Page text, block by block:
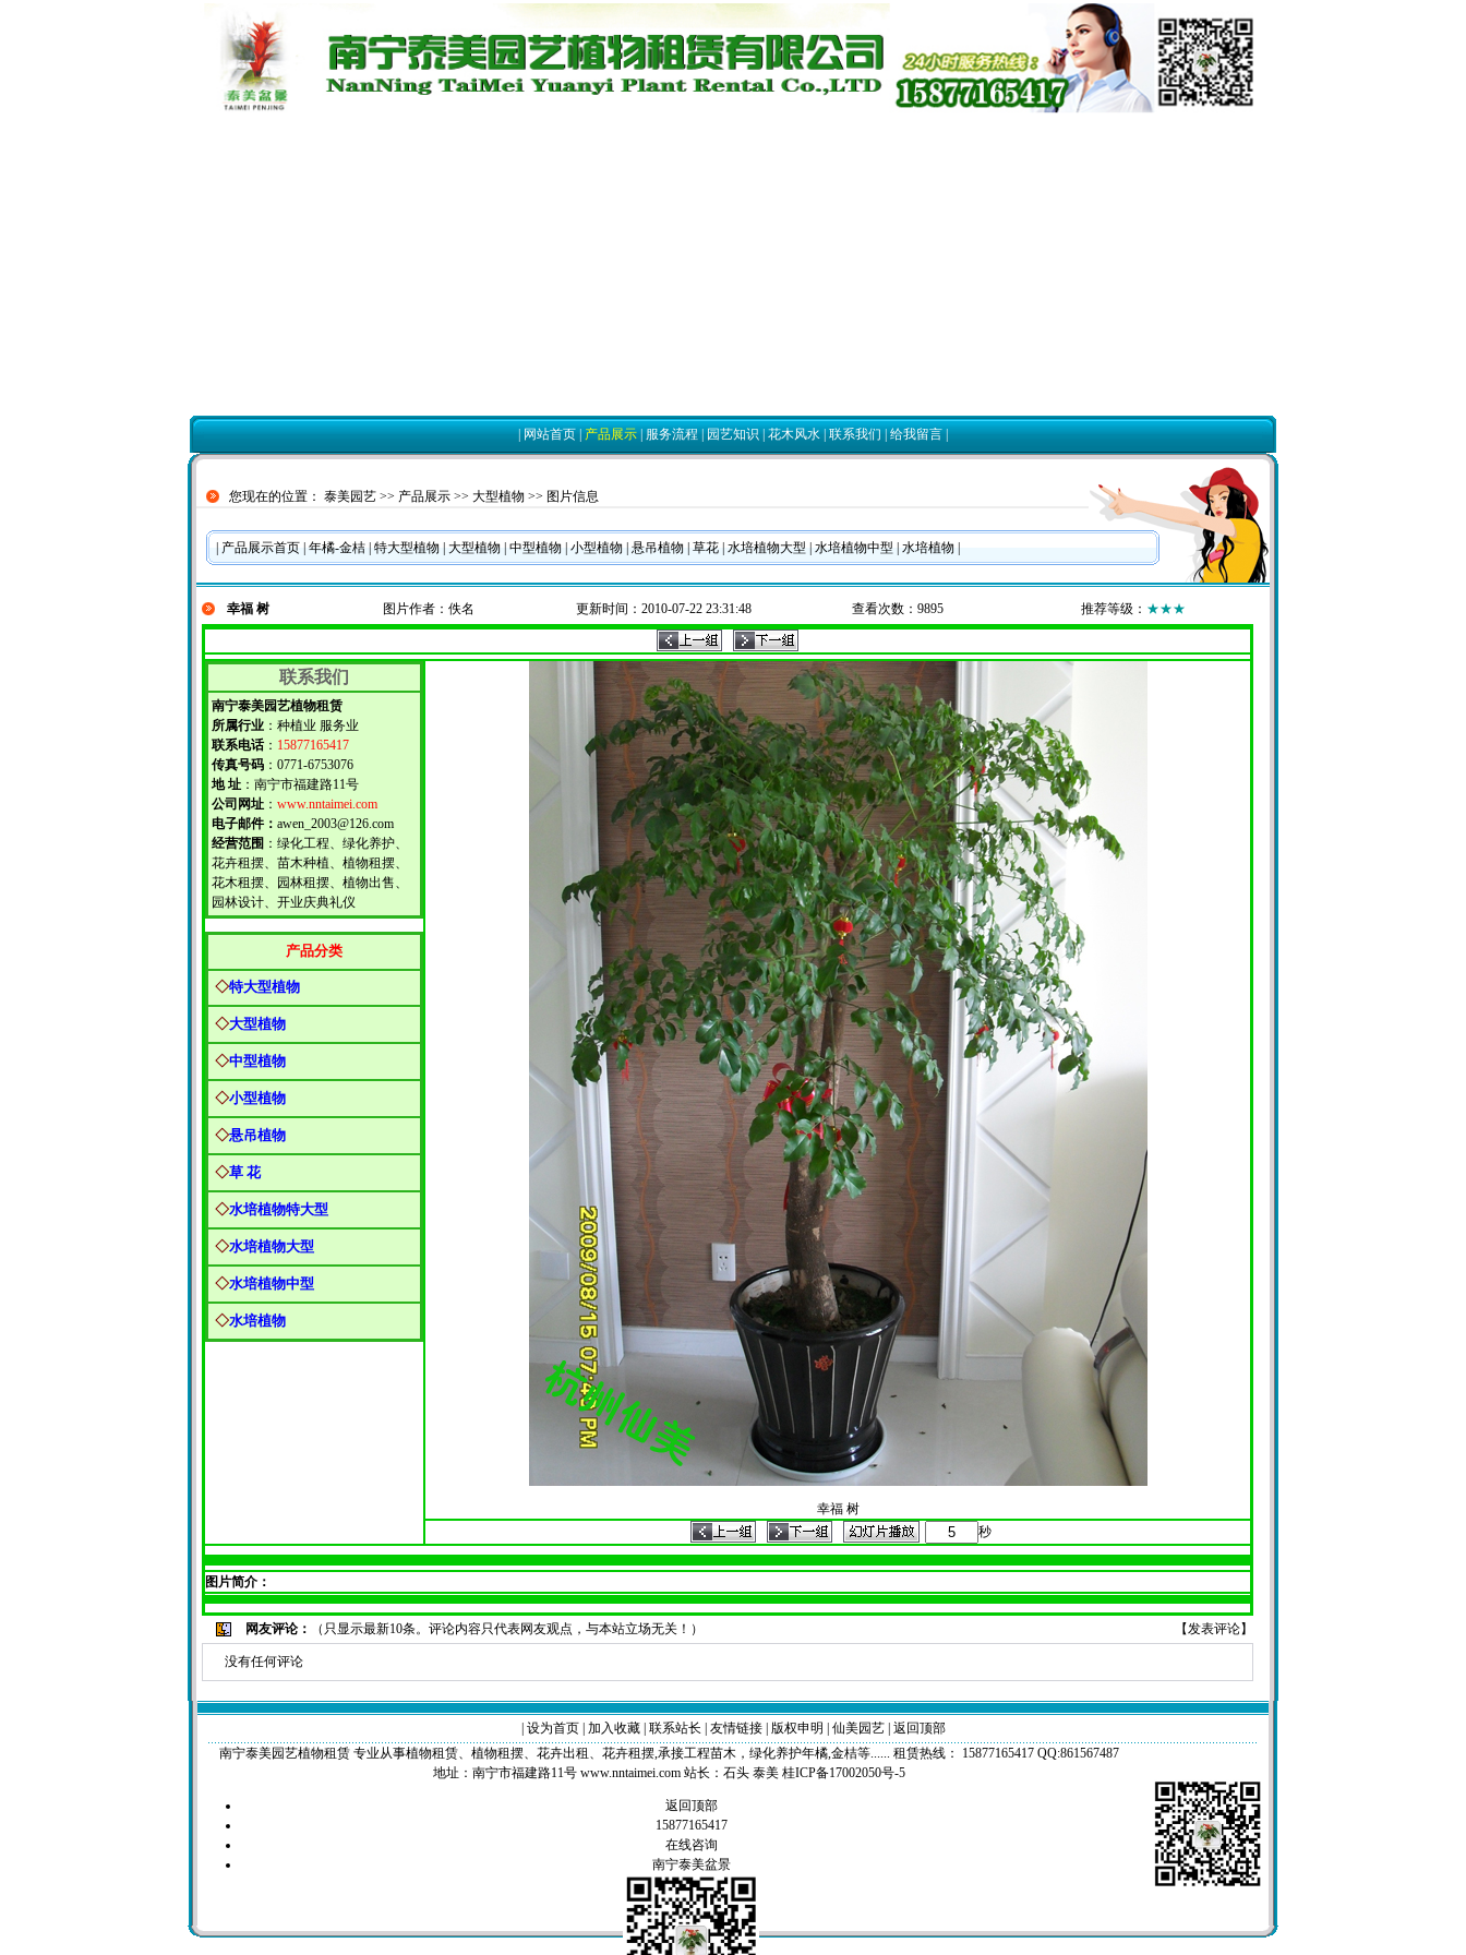
|网站首页|产品展示|服务流程|园艺知识|花木风水|联系我们|给我留言|
您现在的位置： 泰美园艺 >> 产品展示 >> 大型植物 >> 图片信息
产品展示首页 年橘-金桔 特大型植物 大型植物 中型植物 小型植物 悬吊植物 草花 水培植物大型 水培植物中型 水培植物
幸福 树 图片作者：佚名 更新时间：2010-07-22 23:31:48 查看次数：9895 推荐等级： ★★★
联系我们
南宁泰美园艺植物租赁
所属行业 ：种植业 服务业
联系电话： 15877165417
传真号码 ：0771-6753076
地 址 ：南宁市福建路11号
公司网址 ： www.nntaimei.com
电子邮件： awen_2003@126.com
经营范围 ：绿化工程、绿化养护、
花卉租摆、苗木种植、植物租摆、
花木租摆、园林租摆、植物出售、
园林设计、开业庆典礼仪
产品分类
◇特大型植物
◇大型植物
◇中型植物
◇小型植物
◇悬吊植物
◇草 花
◇水培植物特大型
◇水培植物大型
◇水培植物中型
◇水培植物
幸福 树
秒
图片简介：
网友评论： （只显示最新10条。评论内容只代表网友观点，与本站立场无关！） 【发表评论】
没有任何评论
设为首页| 加入收藏| 联系站长 友情链接| 版权申明 仙美园艺| 返回顶部
南宁泰美园艺植物租赁 专业从事植物租赁、植物租摆、花卉出租、花卉租摆,承接工程苗木，绿化养护年橘,金桔等...... 租赁热线： 15877165417 QQ:861567487
地址：南宁市福建路11号 www.nntaimei.com 站长： 石头 泰美 桂ICP备17002050号-5
返回顶部
15877165417
在线咨询
南宁泰美盆景